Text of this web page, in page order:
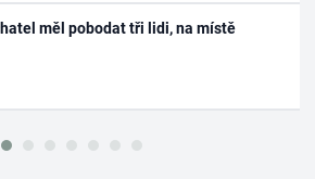
měl pobodat tři lidi, na místě